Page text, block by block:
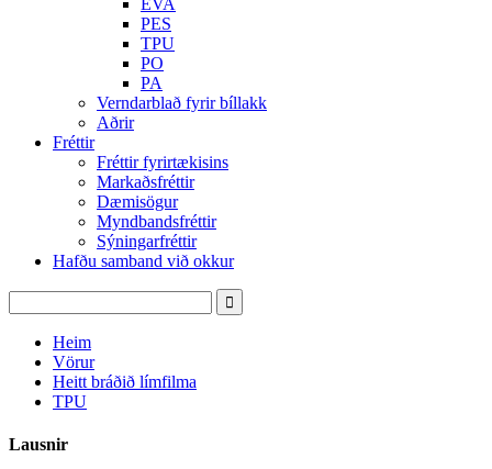
EVA
PES
TPU
PO
PA
Verndarblað fyrir bíllakk
Aðrir
Fréttir
Fréttir fyrirtækisins
Markaðsfréttir
Dæmisögur
Myndbandsfréttir
Sýningarfréttir
Hafðu samband við okkur
Heim
Vörur
Heitt bráðið límfilma
TPU
Lausnir